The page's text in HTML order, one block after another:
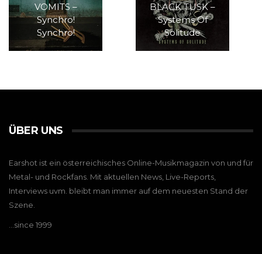
VOMITS –
Synchro!
Synchro!
BLACK TUSK –
Systems Of
Solitude
ÜBER UNS
Earshot ist ein österreichisches Online-Musikmagazin von und für
Metal- und Rockfans. Mit aktuellen News, Live-Reports,
Interviews uvm. bleibt man immer auf dem neuesten Stand der
Szene.
…since 1999